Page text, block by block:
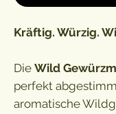
Kräftig. Würzig.
Die Wild
perfekt
aromatische